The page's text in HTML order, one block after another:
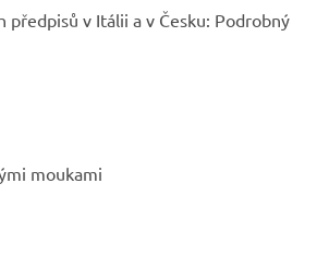
předpisů v Itálii a v Česku: Podrobný
moukami